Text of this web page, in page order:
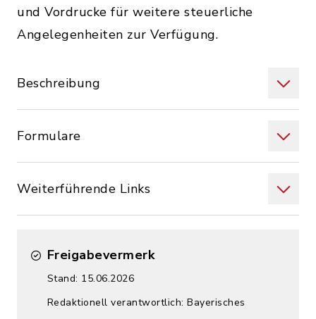
und Vordrucke für weitere steuerliche
Angelegenheiten zur Verfügung.
Beschreibung
Formulare
Weiterführende Links
Freigabevermerk
Stand: 15.06.2026
Redaktionell verantwortlich: Bayerisches